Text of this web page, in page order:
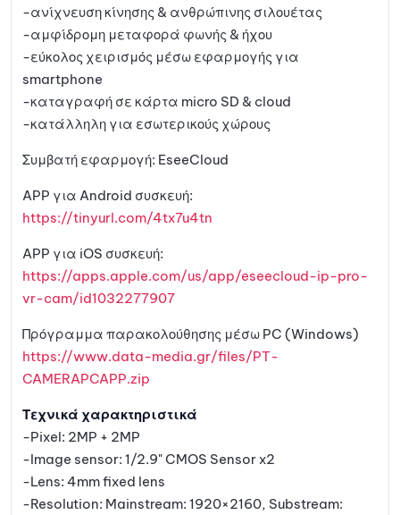
-ανίχνευση κίνησης & ανθρώπινης σιλουέτας
-αμφίδρομη μεταφορά φωνής & ήχου
-εύκολος χειρισμός μέσω εφαρμογής για
smartphone
-καταγραφή σε κάρτα micro SD & cloud
-κατάλληλη για εσωτερικούς χώρους
Συμβατή εφαρμογή: EseeCloud
APP για Android συσκευή:
https://tinyurl.com/4tx7u4tn
APP για iOS συσκευή:
https://apps.apple.com/us/app/eseecloud-ip-pro-
vr-cam/id1032277907
Πρόγραμμα παρακολούθησης μέσω PC (Windows)
https://www.data-media.gr/files/PT-
CAMERAPCAPP.zip
Τεχνικά χαρακτηριστικά
-Pixel: 2MP + 2MP
-Image sensor: 1/2.9" CMOS Sensor x2
-Lens: 4mm fixed lens
-Resolution: Mainstream: 1920×2160, Substream: